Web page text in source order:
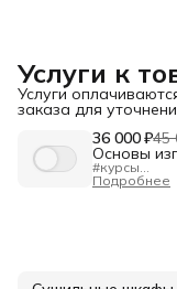
Услуги к
Услуги
заказа для
36 000 ₽45
Основы
#курсы
"Основы
Подробнее